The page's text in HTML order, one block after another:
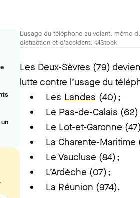
L'usage du téléphone au volant, même
distraction et d'accident. ©iStock
Les Deux-Sèvres (79)
lutte contre l’usage du
Les Landes (40) ;
Le Pas-de-Calais (62)
Le Lot-et-Garonne
La Charente-Maritime
Le Vaucluse (84) ;
L’Ardèche (07) ;
La Réunion (974).